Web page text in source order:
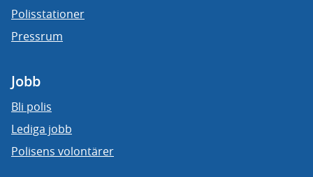
Polisstationer
Pressrum
Jobb
Bli polis
Lediga jobb
Polisens volontärer